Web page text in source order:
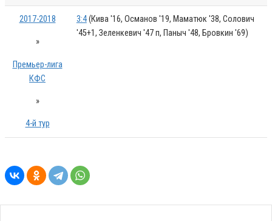
2017-2018
»
Премьер-лига
КФС
»
4-й тур
3:4(Кива '16, Османов '19, Маматюк '38, Солович
'45+1, Зеленкевич '47 п, Паныч '48, Бровкин '69)